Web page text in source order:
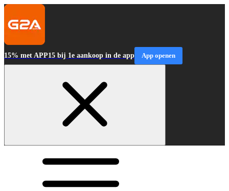
15% met APP15 bij 1e aankoop in de app App openen